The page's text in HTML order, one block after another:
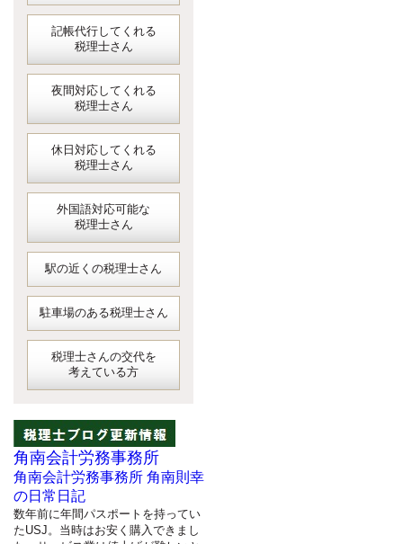
記帳代行してくれる
税理士さん
夜間対応してくれる
税理士さん
休日対応してくれる
税理士さん
外国語対応可能な
税理士さん
駅の近くの税理士さん
駐車場のある税理士さん
税理士さんの交代を
考えている方
角南会計労務事務所
角南会計労務事務所 角南則幸
の日常日記
数年前に年間パスポートを持ってい
たUSJ。当時はお安く購入できまし